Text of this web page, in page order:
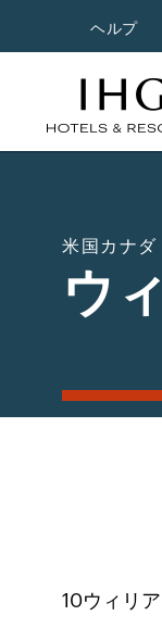
ヘルプ
米国カナダ
ウ
10ウィリ